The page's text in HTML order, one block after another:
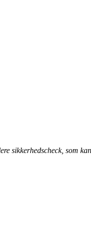
sikkerhedscheck, som